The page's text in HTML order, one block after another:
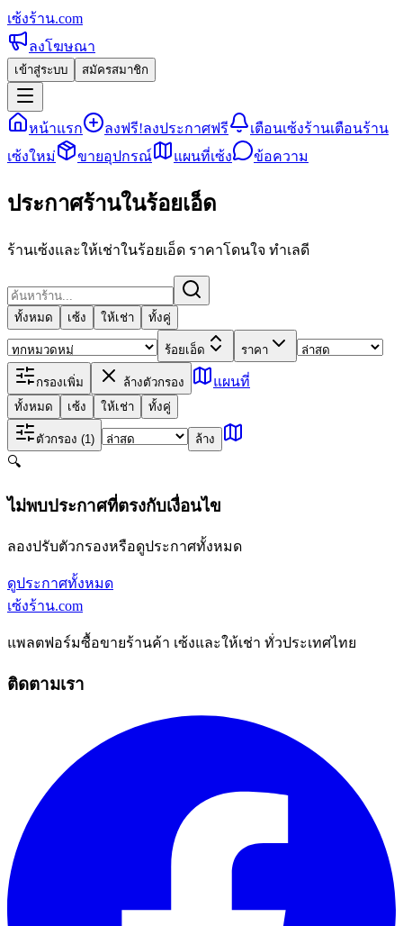
เซ้งร้าน.com
ลงโฆษณา
เข้าสู่ระบบ สมัครสมาชิก
หน้าแรก ลงฟรี!ลงประกาศฟรี เตือนเซ้งร้านเตือนร้าน
เซ้งใหม่
ขายอุปกรณ์ แผนที่เซ้ง ข้อความ
ประกาศร้านในร้อยเอ็ด
ร้านเซ้งและให้เช่าในร้อยเอ็ด ราคาโดนใจ ทำเลดี
ทั้งหมด เซ้ง ให้เช่า ทั้งคู่
ร้อยเอ็ด ราคา
กรองเพิ่ม ล้างตัวกรอง แผนที่
ทั้งหมด เซ้ง ให้เช่า ทั้งคู่
ตัวกรอง (1) ล้าง
🔍
ไม่พบประกาศที่ตรงกับเงื่อนไข
ลองปรับตัวกรองหรือดูประกาศทั้งหมด
ดูประกาศทั้งหมด
เซ้งร้าน.com
แพลตฟอร์มซื้อขายร้านค้า เซ้งและให้เช่า ทั่วประเทศไทย
ติดตามเรา